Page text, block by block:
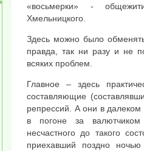
«восьмерки» -
Хмельницкого.
Здесь можно было
правда, так ни разу и не
всяких проблем.
Главное – здесь
составляющие
репрессий. А они в
в погоне за
несчастного до такого
приехавший поздно